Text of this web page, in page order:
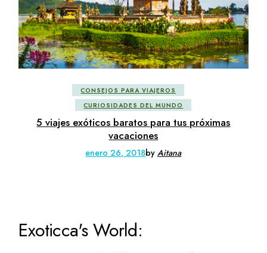
CONSEJOS PARA VIAJEROS
CURIOSIDADES DEL MUNDO
5 viajes exóticos baratos para tus próximas
vacaciones
enero 26, 2018byAitana
Exoticca's World: